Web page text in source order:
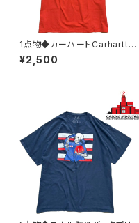
1点物◆カーハートCarharttバ
ックプリントTシャツ古着メンズL
レディースOKアメカジ90sスト
¥2,500